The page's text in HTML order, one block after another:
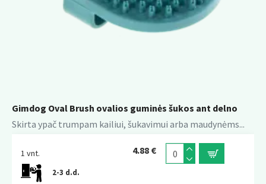
Gimdog Oval Brush ovalios guminės šukos ant delno
Skirta ypač trumpam kailiui, šukavimui arba maudynėms...
1 vnt.
2-3 d.d.
4.88 €